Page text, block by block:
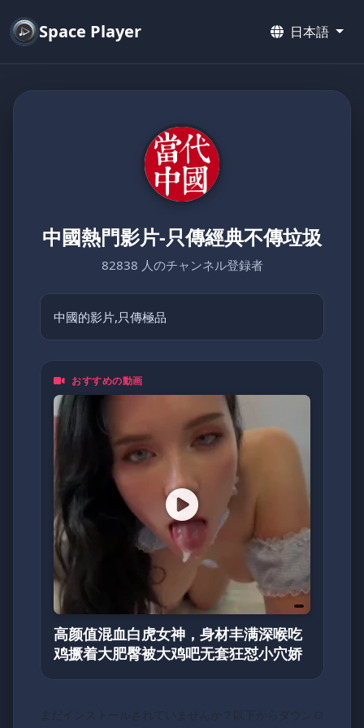
Space Player 日本語
中國熱門影片-只傳經典不傳垃圾
82838 人のチャンネル登録者
中國的影片,只傳極品
おすすめの動画
高颜值混血白虎女神，身材丰满深喉吃
鸡撅着大肥臀被大鸡吧无套狂怼小穴娇
まだインストールされていませんか？以下からダウンロ